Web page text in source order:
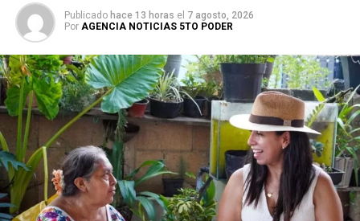
Publicado hace 13 horas el 7 agosto, 2026
Por AGENCIA NOTICIAS 5TO PODER